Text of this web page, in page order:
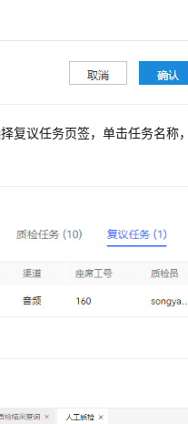
复议任务页签，单击任务名称